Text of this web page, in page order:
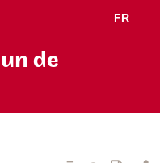
FR
un de